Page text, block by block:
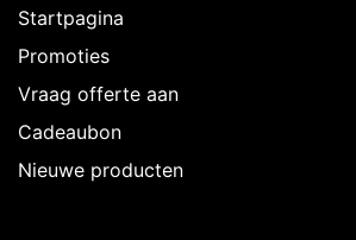
Startpagina
Promoties
Vraag offerte aan
Cadeaubon
Nieuwe producten